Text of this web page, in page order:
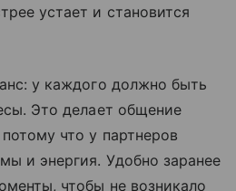
устает и становится
у каждого должно быть
Это делает общение
что у партнеров
и энергия. Удобно заранее
чтобы не возникало